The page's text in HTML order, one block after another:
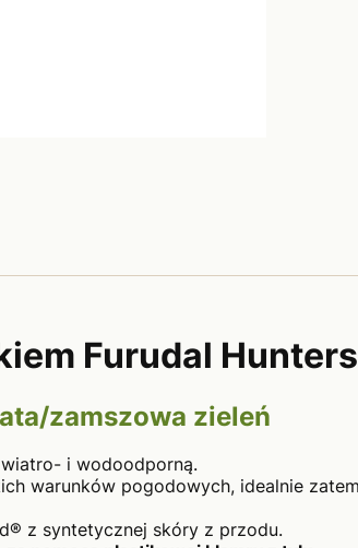
Furudal
zamszowa zieleń
i wodoodporną.
warunków pogodowych, idealnie
z syntetycznej skóry z przodu.